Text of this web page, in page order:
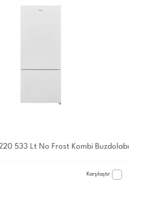
533 Lt No Frost Kombi Buzdolabı
Karşılaştır